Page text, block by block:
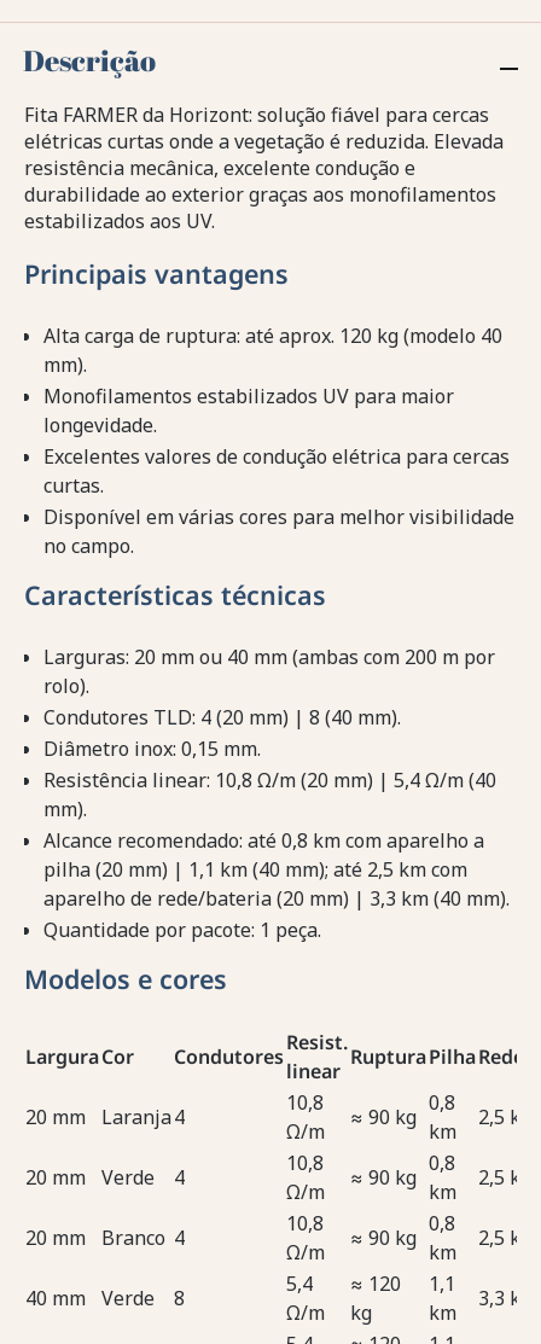
Descrição
Fita FARMER da Horizont: solução fiável para cercas
elétricas curtas onde a vegetação é reduzida. Elevada
resistência mecânica, excelente condução e
durabilidade ao exterior graças aos monofilamentos
estabilizados aos UV.
Principais vantagens
Alta carga de ruptura: até aprox. 120 kg (modelo 40
mm).
Monofilamentos estabilizados UV para maior
longevidade.
Excelentes valores de condução elétrica para cercas
curtas.
Disponível em várias cores para melhor visibilidade
no campo.
Características técnicas
Larguras: 20 mm ou 40 mm (ambas com 200 m por
rolo).
Condutores TLD: 4 (20 mm) | 8 (40 mm).
Diâmetro inox: 0,15 mm.
Resistência linear: 10,8 Ω/m (20 mm) | 5,4 Ω/m (40
mm).
Alcance recomendado: até 0,8 km com aparelho a
pilha (20 mm) | 1,1 km (40 mm); até 2,5 km com
aparelho de rede/bateria (20 mm) | 3,3 km (40 mm).
Quantidade por pacote: 1 peça.
Modelos e cores
LarguraCor Condutores
Resist.
linear
RupturaPilhaRede/
20 mm Laranja4
10,8
Ω/m
≈ 90 kg
0,8
km
2,5 km
20 mm Verde 4
10,8
Ω/m
≈ 90 kg
0,8
km
2,5 km
20 mm Branco 4
10,8
Ω/m
≈ 90 kg
0,8
km
2,5 km
40 mm Verde 8
5,4
Ω/m
≈ 120
kg
1,1
km
3,3 km